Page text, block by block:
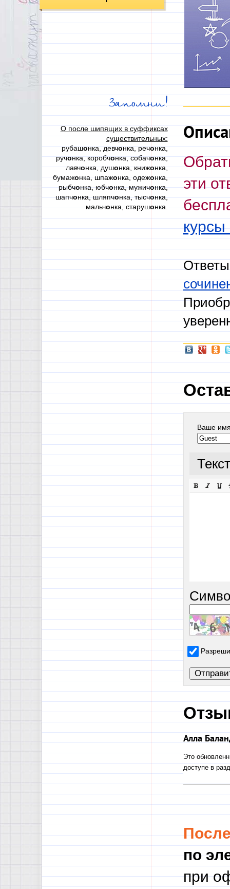
Запомни!
О после шипящих в суффиксах
существительных:
рубашонка, девчонка, речонка,
ручонка, коробчонка, собачонка,
лавчонка, душонка, книжонка,
бумажонка, шпажонка, одежонка,
рыбчонка, юбчонка, мужичонка,
шапчонка, шляпчонка, тысчонка,
мальчонка, старушонка.
эти
Ваше
Алла
Это
доступе в
по
при